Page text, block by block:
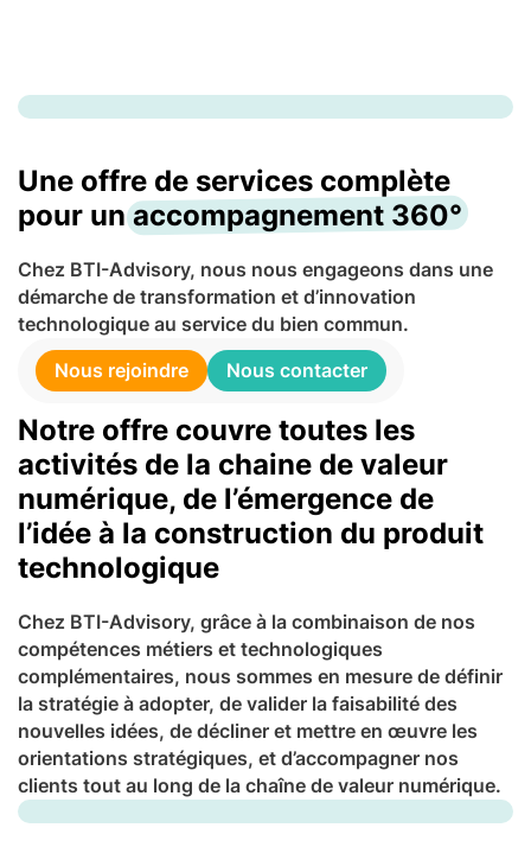
Une offre de services complète
pour unaccompagnement 360°
Chez BTI-Advisory, nous nous engageons dans une
démarche de transformation et d’innovation
technologique au service du bien commun.
Nous rejoindre
Nous contacter
Notre offre couvre toutes les
activités de la chaine de valeur
numérique, de l’émergence de
l’idée à la construction du produit
technologique
Chez BTI-Advisory, grâce à la combinaison de nos
compétences métiers et technologiques
complémentaires, nous sommes en mesure de définir
la stratégie à adopter, de valider la faisabilité des
nouvelles idées, de décliner et mettre en œuvre les
orientations stratégiques, et d’accompagner nos
clients tout au long de la chaîne de valeur numérique.